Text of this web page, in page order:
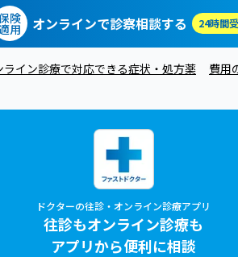
険
用 オンラインで診察相談する 24時間
ライン診療で対応できる症状・処方薬 費用
ドクターの往診・オンライン診療アプリ
往診もオンライン診療も
アプリから便利に相談